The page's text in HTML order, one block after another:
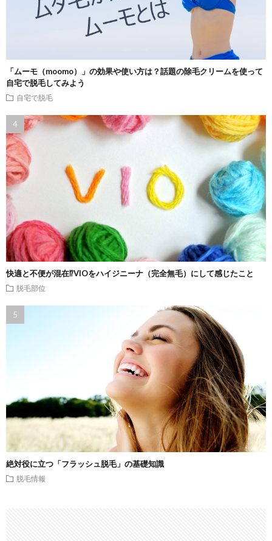
「ムーモ（moomo）」の効果や使い方は？話題の除毛クリームを使って
自宅で脱毛してみよう
自宅で脱毛
快適と不便が混在⁉VIOをハイジニーナ（完全無毛）にして感じたこと
脱毛部位
絶対役に立つ「フラッシュ脱毛」の基礎知識
脱毛情報